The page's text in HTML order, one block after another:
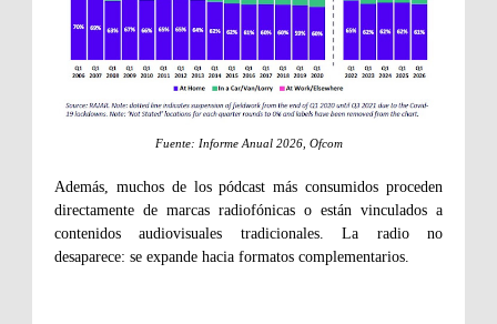
Fuente: Informe Anual 2026, Ofcom
Además, muchos de los pódcast más consumidos proceden
directamente de marcas radiofónicas o están vinculados a
contenidos audiovisuales tradicionales. La radio no
desaparece: se expande hacia formatos complementarios.